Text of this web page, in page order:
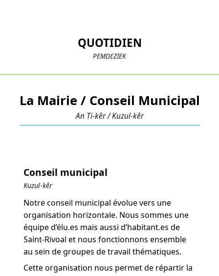
QUOTIDIEN
PEMDEZIEK
La Mairie / Conseil Municipal
An Ti-kêr / Kuzul-kêr
Conseil municipal
Kuzul-kêr
Notre conseil municipal évolue vers une
organisation horizontale. Nous sommes une
équipe d’élu.es mais aussi d’habitant.es de
Saint-Rivoal et nous fonctionnons ensemble
au sein de groupes de travail thématiques.
Cette organisation nous permet de répartir la